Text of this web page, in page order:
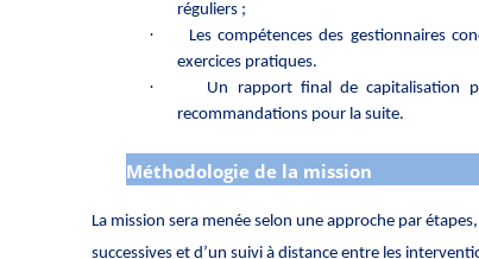
réguliers ;
·
Les compétences des gestionnaires
exercices pratiques.
·
Un rapport final de capitalisation
recommandations pour la suite.
Méthodologie de la mission
La mission sera menée selon une approche par
successives et d’un suivi à distance entre les